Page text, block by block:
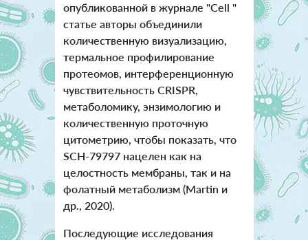
опубликованной в журнале "Cell "
статье авторы объединили
количественную визуализацию,
термальное профилирование
протеомов, интерференционную
чувствительность CRISPR,
метаболомику, энзимологию и
количественную проточную
цитометрию, чтобы показать, что
SCH-79797 нацелен как на
целостность мембраны, так и на
фолатный метаболизм (Martin и
др., 2020).
Последующие исследования